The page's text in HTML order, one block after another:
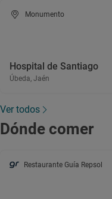
Monumento
Hospital de Santiago
Úbeda, Jaén
Ver todos
Dónde comer
Restaurante Guía Repsol